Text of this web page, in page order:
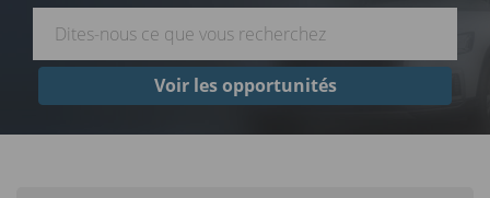
Voir les opportunités